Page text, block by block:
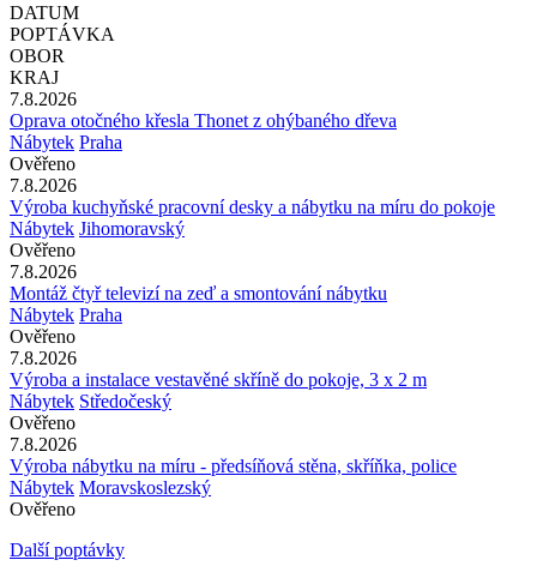
DATUM
POPTÁVKA
OBOR
KRAJ
7.8.2026
Oprava otočného křesla Thonet z ohýbaného dřeva
Nábytek Praha
Ověřeno
7.8.2026
Výroba kuchyňské pracovní desky a nábytku na míru do pokoje
Nábytek Jihomoravský
Ověřeno
7.8.2026
Montáž čtyř televizí na zeď a smontování nábytku
Nábytek Praha
Ověřeno
7.8.2026
Výroba a instalace vestavěné skříně do pokoje, 3 x 2 m
Nábytek Středočeský
Ověřeno
7.8.2026
Výroba nábytku na míru - předsíňová stěna, skříňka, police
Nábytek Moravskoslezský
Ověřeno
Další poptávky